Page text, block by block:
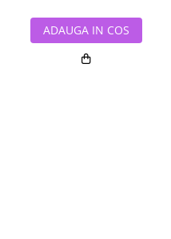
ADAUGA IN COS